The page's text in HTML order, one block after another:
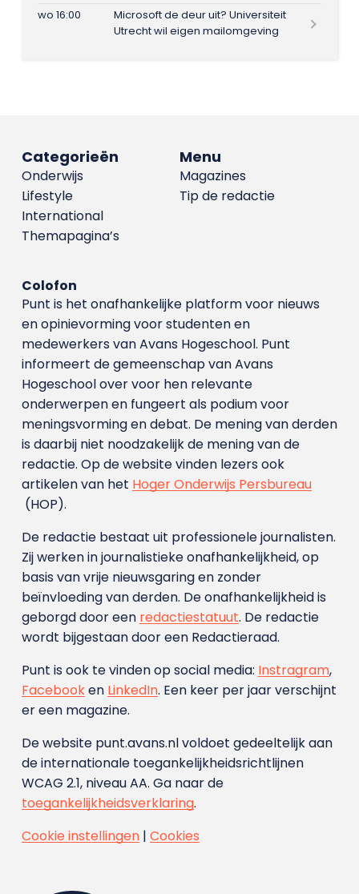
wo 16:00
Microsoft de deur uit? Universiteit
Utrecht wil eigen mailomgeving
Menu
Magazines
Tip de redactie
Categorieën
Onderwijs
Lifestyle
International
Themapagina’s
Colofon
Punt is het onafhankelijke platform voor nieuws
en opinievorming voor studenten en
medewerkers van Avans Hoge­school. Punt
informeert de gemeenschap van Avans
Hogeschool over voor hen relevante
onderwerpen en fungeert als podium voor
meningsvorming en debat. De mening van derden
is daarbij niet noodzakelijk de mening van de
redactie. Op de website vinden lezers ook
artikelen van het Hoger Onderwijs Persbureau
(HOP).
De redactie bestaat uit professionele journalisten.
Zij werken in journalistieke onafhankelijkheid, op
basis van vrije nieuwsgaring en zonder
beïnvloeding van derden. De onafhankelijkheid is
geborgd door een redactiestatuut. De redactie
wordt bijgestaan door een Redactieraad.
Punt is ook te vinden op social media: Instragram,
Facebooken LinkedIn. Een keer per jaar verschijnt
er een magazine.
De website punt.avans.nl voldoet gedeeltelijk aan
de internationale toegankelijkheidsrichtlijnen
WCAG 2.1, niveau AA. Ga naar de
toegankelijkheidsverklaring.
Cookie instellingen| Cookies